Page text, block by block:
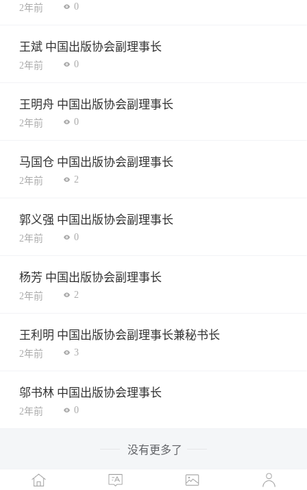
2年前 0
王斌 中国出版协会副理事长
2年前 0
王明舟 中国出版协会副理事长
2年前 0
马国仓 中国出版协会副理事长
2年前 2
郭义强 中国出版协会副理事长
2年前 0
杨芳 中国出版协会副理事长
2年前 2
王利明 中国出版协会副理事长兼秘书长
2年前 3
邬书林 中国出版协会理事长
2年前 0
没有更多了